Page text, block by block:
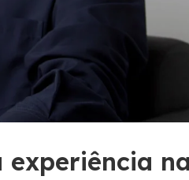
experiência na